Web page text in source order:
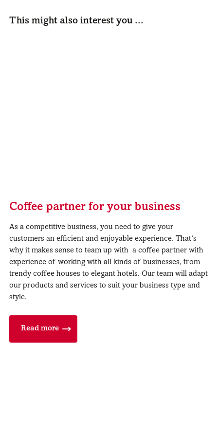
This might also interest you ...
Coffee partner for your business
As a competitive business, you need to give your
customers an efficient and enjoyable experience. That’s
why it makes sense to team up with a coffee partner with
experience of working with all kinds of businesses, from
trendy coffee houses to elegant hotels. Our team will adapt
our products and services to suit your business type and
style.
Read more